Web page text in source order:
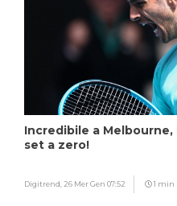
Incredibile a
set a zero!
Digitrend, 26 Mer Gen 07:52 1 min